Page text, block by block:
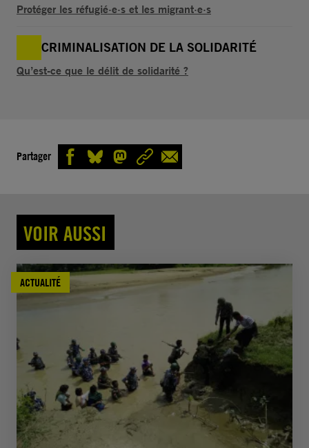
Protéger les réfugié·e·s et les migrant·e·s
CRIMINALISATION DE LA SOLIDARITÉ
Qu’est-ce que le délit de solidarité ?
Partager
VOIR AUSSI
ACTUALITÉ